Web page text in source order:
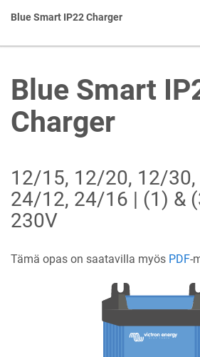
Blue Smart IP22 Charger
Blue Smart
Charger
12/15, 12/20, 12/
24/12, 24/16 | (1) &
230V
Tämä opas on saatavilla myös PDF-